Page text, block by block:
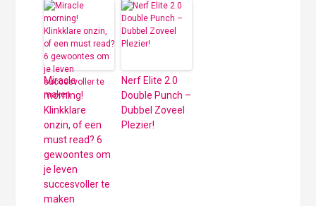
Miracle
morning!
Klinkklare
onzin, of een
must read? 6
gewoontes om
je leven
succesvoller te
maken
Nerf Elite 2.0
Double Punch –
Dubbel Zoveel
Plezier!